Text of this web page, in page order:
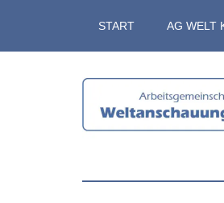
springen
secondary
springen
springen
START AG WELT